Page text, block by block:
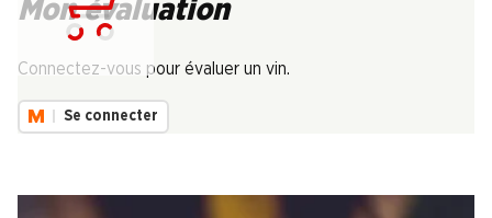
Mon évaluation
Connectez-vous pour évaluer un vin.
Se connecter